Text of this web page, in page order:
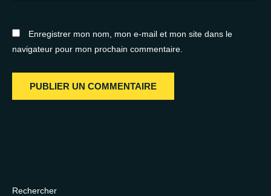
Enregistrer mon nom, mon e-mail et mon site dans le
navigateur pour mon prochain commentaire.
Rechercher